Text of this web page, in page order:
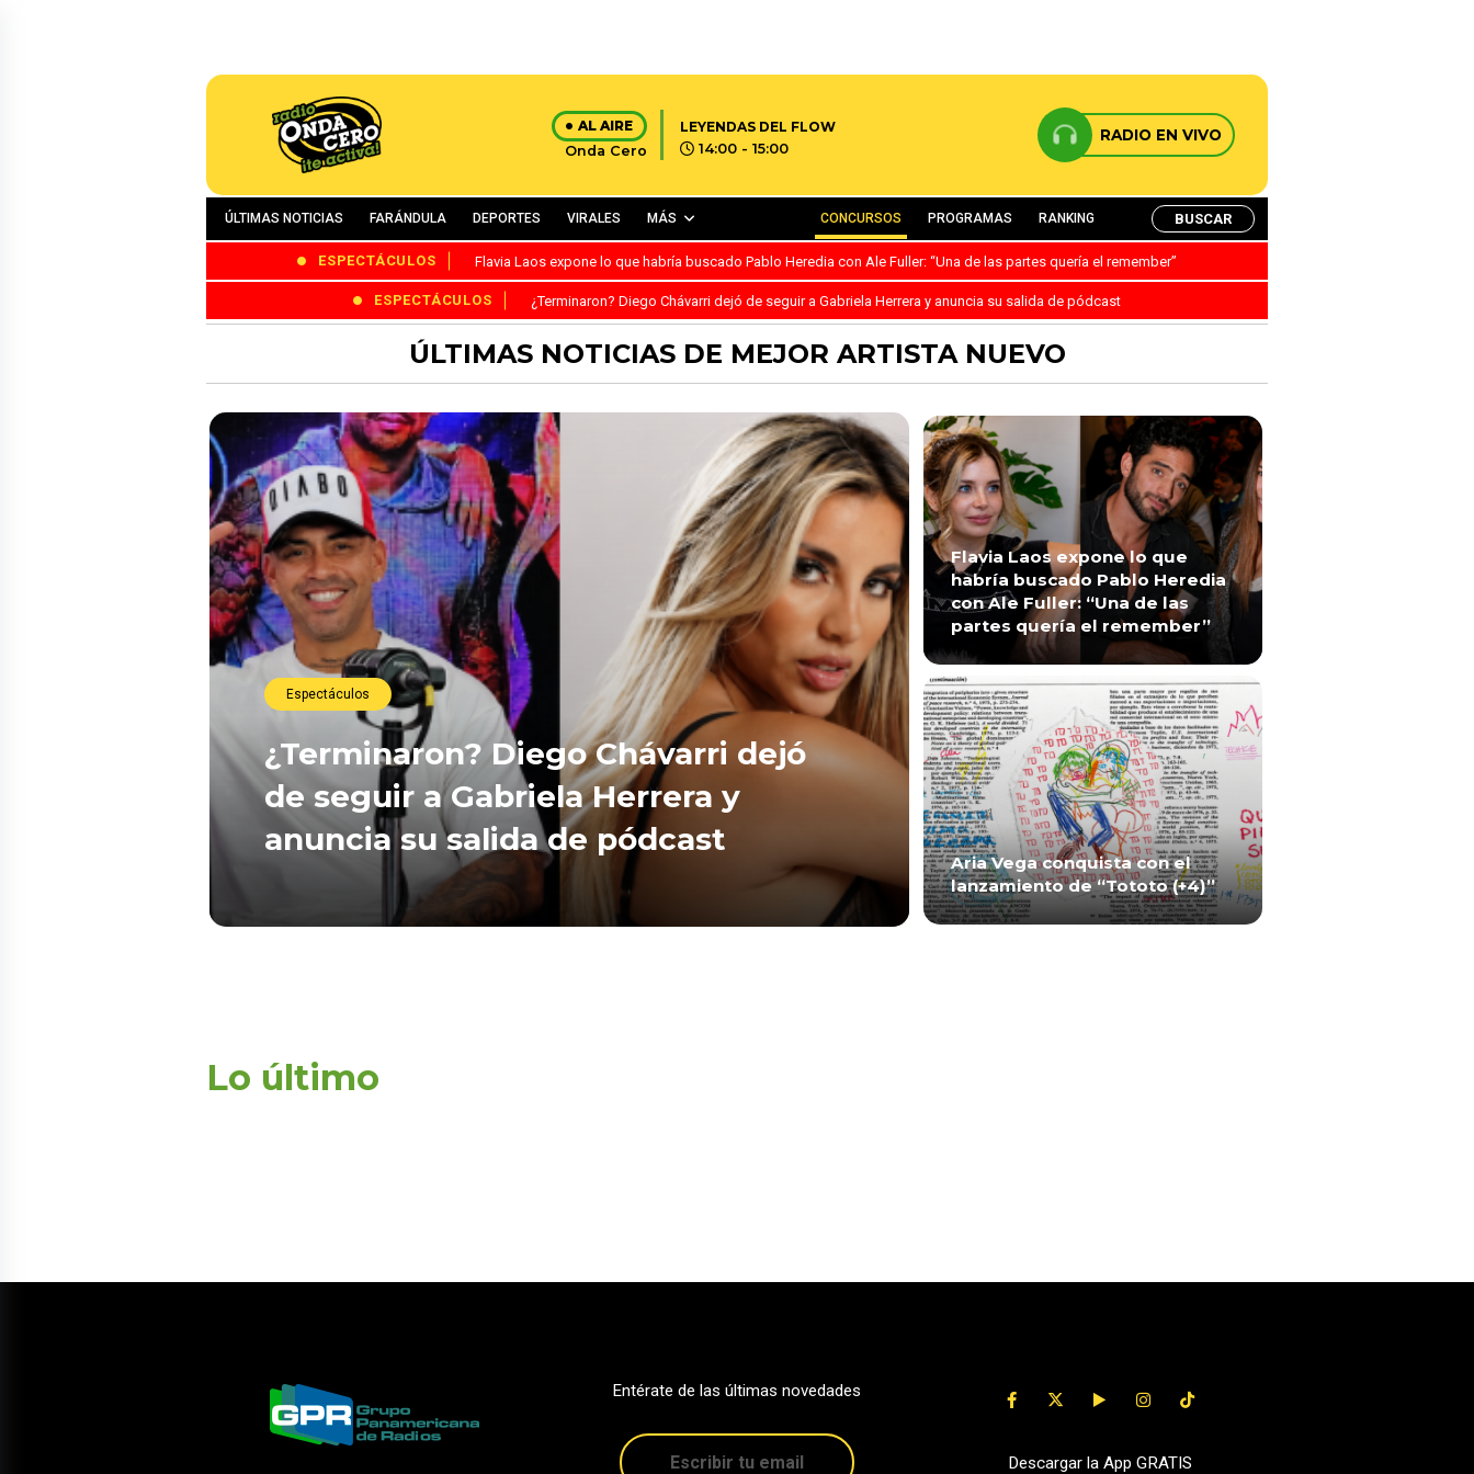
AL AIRE
Onda Cero
LEYENDAS DEL FLOW
14:00 - 15:00
RADIO EN VIVO
ÚLTIMAS NOTICIAS FARÁNDULA DEPORTES VIRALES MÁS CONCURSOS PROGRAMAS RANKING BUSCAR
ESPECTÁCULOS Flavia Laos expone lo que habría buscado Pablo Heredia con Ale Fuller: “Una de las partes quería el remember”
ESPECTÁCULOS ¿Terminaron? Diego Chávarri dejó de seguir a Gabriela Herrera y anuncia su salida de pódcast
ÚLTIMAS NOTICIAS DE MEJOR ARTISTA NUEVO
Espectáculos
¿Terminaron? Diego Chávarri dejó
de seguir a Gabriela Herrera y
anuncia su salida de pódcast
Flavia Laos expone lo que
habría buscado Pablo Heredia
con Ale Fuller: “Una de las
partes quería el remember”
Aria Vega conquista con el
lanzamiento de “Tototo (+4)”
Lo último
Entérate de las últimas novedades
Descargar la App GRATIS